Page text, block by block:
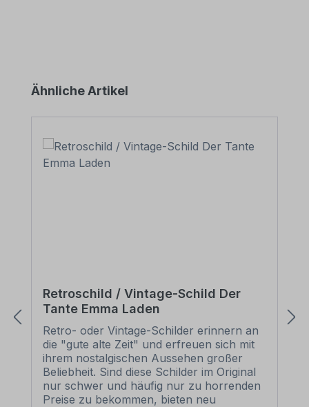
Produktgalerie überspringen
Ähnliche Artikel
Retroschild / Vintage-Schild Der
Tante Emma Laden
Retro- oder Vintage-Schilder erinnern an
die "gute alte Zeit" und erfreuen sich mit
ihrem nostalgischen Aussehen großer
Beliebheit. Sind diese Schilder im Original
nur schwer und häufig nur zu horrenden
Preise zu bekommen, bieten neu